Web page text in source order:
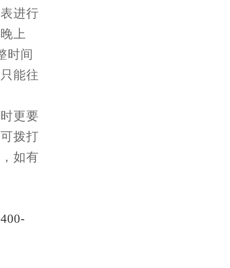
进行
上
时间
能往
更要
拨打
如有
400-